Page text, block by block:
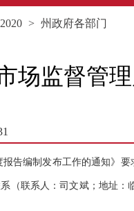
2020 > 州政府各部门
场监督管
告编制发布工作的通知》要
（联系人：司文斌；地址：